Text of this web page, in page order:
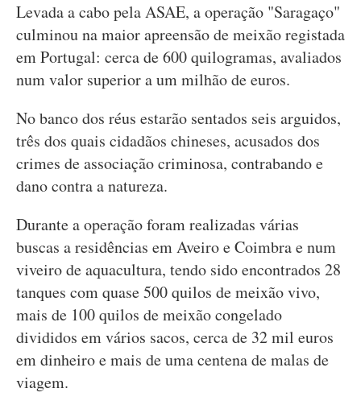
Levada a cabo pela ASAE, a operação "Saragaço"
culminou na maior apreensão de meixão registada
em Portugal: cerca de 600 quilogramas, avaliados
num valor superior a um milhão de euros.
No banco dos réus estarão sentados seis arguidos,
três dos quais cidadãos chineses, acusados dos
crimes de associação criminosa, contrabando e
dano contra a natureza.
Durante a operação foram realizadas várias
buscas a residências em Aveiro e Coimbra e num
viveiro de aquacultura, tendo sido encontrados 28
tanques com quase 500 quilos de meixão vivo,
mais de 100 quilos de meixão congelado
divididos em vários sacos, cerca de 32 mil euros
em dinheiro e mais de uma centena de malas de
viagem.